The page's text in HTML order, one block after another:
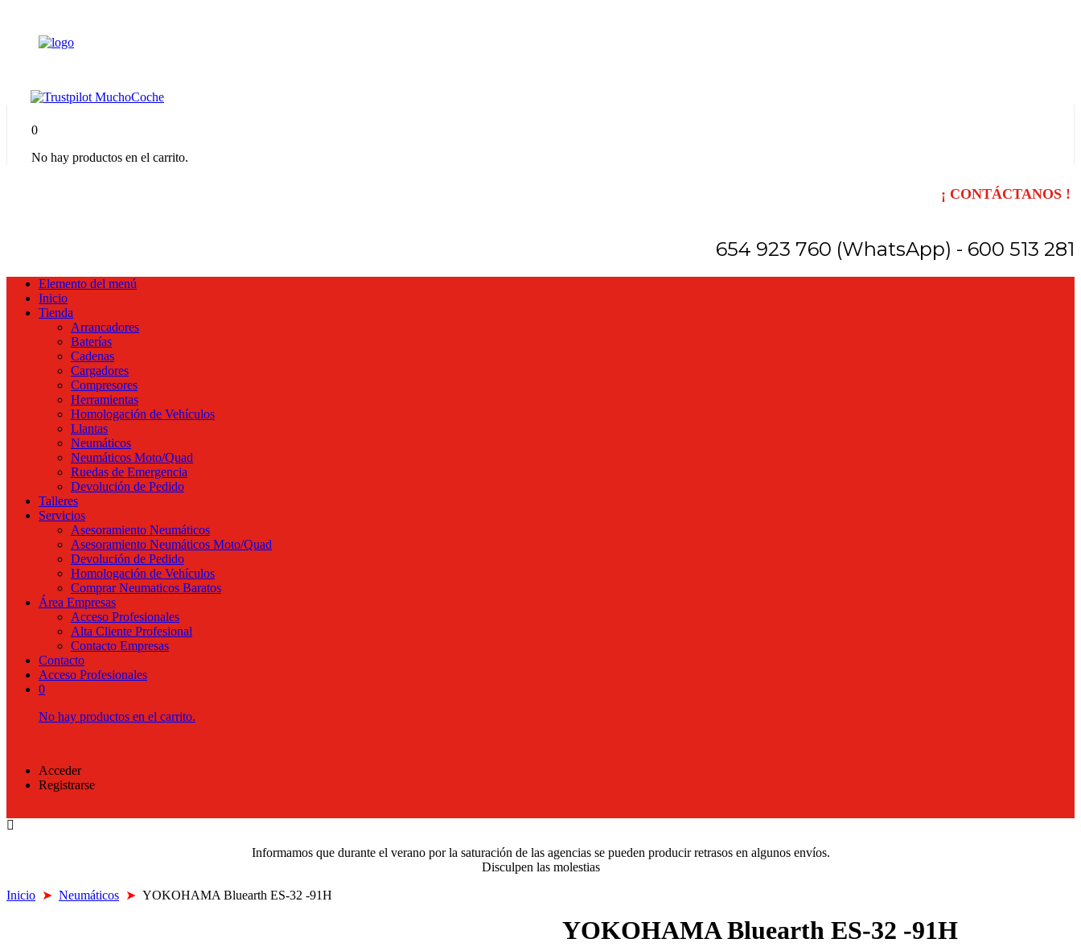
0
No hay productos en el carrito.
¡ CONTÁCTANOS !
654 923 760 (WhatsApp) - 600 513 281
Elemento del menú
Inicio
Tienda
Arrancadores
Baterías
Cadenas
Cargadores
Compresores
Herramientas
Homologación de Vehículos
Llantas
Neumáticos
Neumáticos Moto/Quad
Ruedas de Emergencia
Devolución de Pedido
Talleres
Servicios
Asesoramiento Neumáticos
Asesoramiento Neumáticos Moto/Quad
Devolución de Pedido
Homologación de Vehículos
Comprar Neumaticos Baratos
Área Empresas
Acceso Profesionales
Alta Cliente Profesional
Contacto Empresas
Contacto
Acceso Profesionales
0
No hay productos en el carrito.
Acceder
Registrarse
Informamos que durante el verano por la saturación de las agencias se pueden producir retrasos en algunos envíos.
Disculpen las molestias
Inicio ➤ Neumáticos ➤ YOKOHAMA Bluearth ES-32 -91H
YOKOHAMA Bluearth ES-32 -91H